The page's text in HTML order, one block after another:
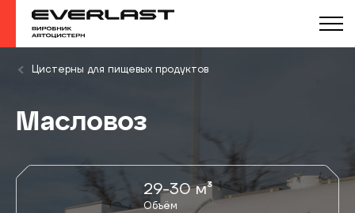
Цистерны для пищевых продуктов
Масловоз
29-30 м³
Объём